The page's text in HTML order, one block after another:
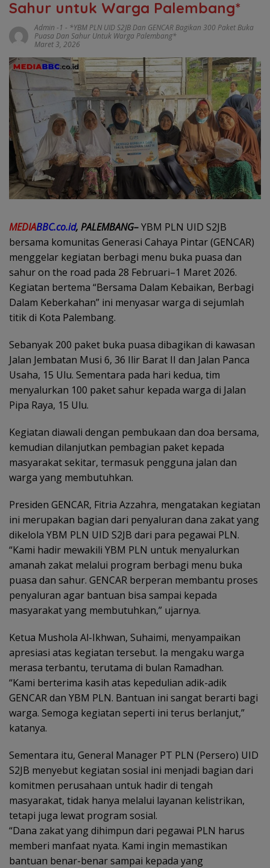
Sahur untuk Warga Palembang*
Admin -1 - *YBM PLN UID S2JB Dan GENCAR Bagikan 300 Paket Buka
Puasa Dan Sahur Untuk Warga Palembang*
Maret 3, 2026
MEDIABBC.co.id, PALEMBANG–YBM PLN UID S2JB
bersama komunitas Generasi Cahaya Pintar (GENCAR)
menggelar kegiatan berbagi menu buka puasa dan
sahur on the road pada 28 Februari–1 Maret 2026.
Kegiatan bertema “Bersama Dalam Kebaikan, Berbagi
Dalam Keberkahan” ini menyasar warga di sejumlah
titik di Kota Palembang.
Sebanyak 200 paket buka puasa dibagikan di kawasan
Jalan Jembatan Musi 6, 36 Ilir Barat II dan Jalan Panca
Usaha, 15 Ulu. Sementara pada hari kedua, tim
menyalurkan 100 paket sahur kepada warga di Jalan
Pipa Raya, 15 Ulu.
Kegiatan diawali dengan pembukaan dan doa bersama,
kemudian dilanjutkan pembagian paket kepada
masyarakat sekitar, termasuk pengguna jalan dan
warga yang membutuhkan.
Presiden GENCAR, Fitria Azzahra, mengatakan kegiatan
ini merupakan bagian dari penyaluran dana zakat yang
dikelola YBM PLN UID S2JB dari para pegawai PLN.
“Kami hadir mewakili YBM PLN untuk menyalurkan
amanah zakat melalui program berbagi menu buka
puasa dan sahur. GENCAR berperan membantu proses
penyaluran agar bantuan bisa sampai kepada
masyarakat yang membutuhkan,” ujarnya.
Ketua Mushola Al-Ikhwan, Suhaimi, menyampaikan
apresiasi atas kegiatan tersebut. Ia mengaku warga
merasa terbantu, terutama di bulan Ramadhan.
“Kami berterima kasih atas kepedulian adik-adik
GENCAR dan YBM PLN. Bantuan ini sangat berarti bagi
warga. Semoga kegiatan seperti ini terus berlanjut,”
katanya.
Sementara itu, General Manager PT PLN (Persero) UID
S2JB menyebut kegiatan sosial ini menjadi bagian dari
komitmen perusahaan untuk hadir di tengah
masyarakat, tidak hanya melalui layanan kelistrikan,
tetapi juga lewat program sosial.
“Dana zakat yang dihimpun dari pegawai PLN harus
memberi manfaat nyata. Kami ingin memastikan
bantuan benar-benar sampai kepada yang